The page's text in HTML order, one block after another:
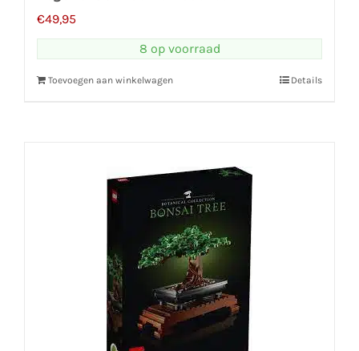
€49,95
8 op voorraad
Toevoegen aan winkelwagen Details